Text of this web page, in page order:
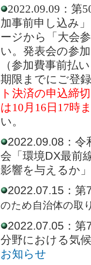
2022.09.09：第
加事前申し込み
ージから「大会
い。発表会の参
（参加費事前払
期限までにご登
ト決済の申込締
は10月16日17時
い。
2022.09.08：令
会「環境DX最前
影響を与えるか
2022.07.15：
のため自治体の取
2022.07.05：
分野における気
お知らせ